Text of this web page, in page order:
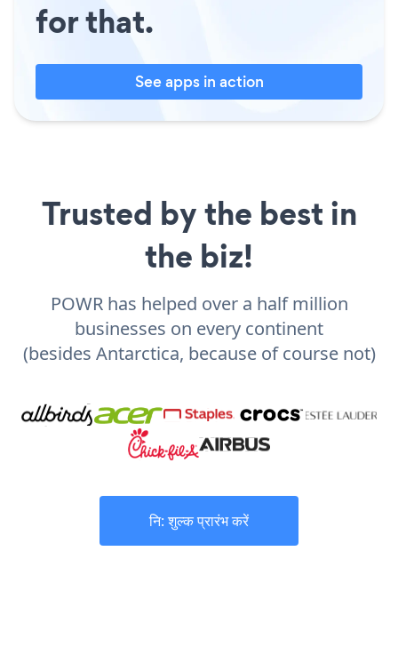
for that.
See apps in action
Trusted by the best in
the biz!
POWR has helped over a half million
businesses on every continent
(besides Antarctica, because of course not)
नि: शुल्क प्रारंभ करें